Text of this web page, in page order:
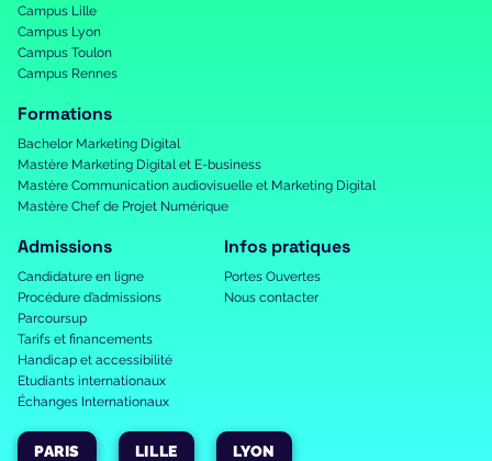
Campus Lille
Campus Lyon
Campus Toulon
Campus Rennes
Formations
Bachelor Marketing Digital
Mastère Marketing Digital et E-business
Mastère Communication audiovisuelle et Marketing Digital
Mastère Chef de Projet Numérique
Admissions
Candidature en ligne
Procédure d’admissions
Parcoursup
Tarifs et financements
Handicap et accessibilité
Etudiants internationaux
Échanges Internationaux
Infos pratiques
Portes Ouvertes
Nous contacter
PARIS LILLE LYON